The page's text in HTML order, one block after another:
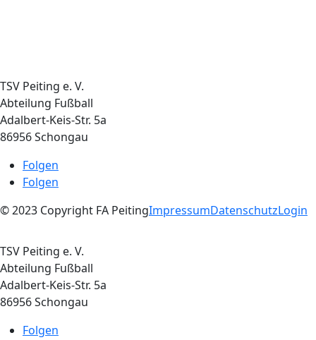
TSV Peiting e. V.
Abteilung Fußball
Adalbert-Keis-Str. 5a
86956 Schongau
Folgen
Folgen
© 2023 Copyright FA PeitingImpressumDatenschutzLogin
TSV Peiting e. V.
Abteilung Fußball
Adalbert-Keis-Str. 5a
86956 Schongau
Folgen